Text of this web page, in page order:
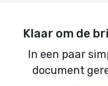
Klaar om de
In een paar
document